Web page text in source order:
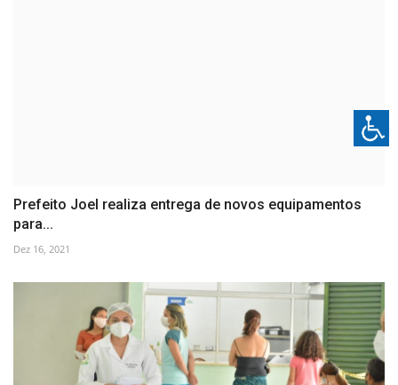
Prefeito Joel realiza entrega de novos equipamentos
para...
Dez 16, 2021